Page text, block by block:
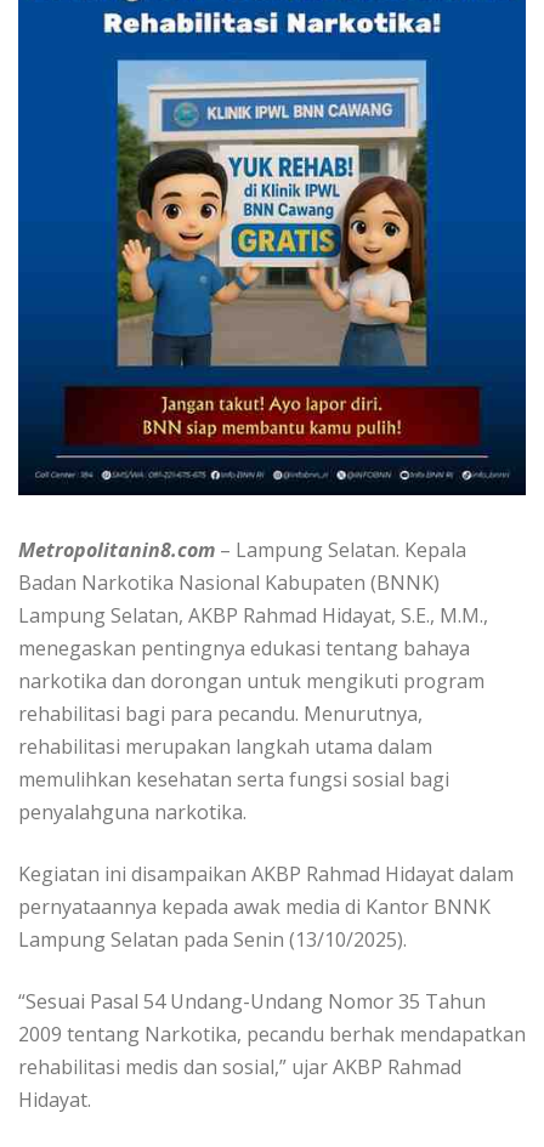
Metropolitanin8.com – Lampung Selatan. Kepala
Badan Narkotika Nasional Kabupaten (BNNK)
Lampung Selatan, AKBP Rahmad Hidayat, S.E., M.M.,
menegaskan pentingnya edukasi tentang bahaya
narkotika dan dorongan untuk mengikuti program
rehabilitasi bagi para pecandu. Menurutnya,
rehabilitasi merupakan langkah utama dalam
memulihkan kesehatan serta fungsi sosial bagi
penyalahguna narkotika.
Kegiatan ini disampaikan AKBP Rahmad Hidayat dalam
pernyataannya kepada awak media di Kantor BNNK
Lampung Selatan pada Senin (13/10/2025).
“Sesuai Pasal 54 Undang-Undang Nomor 35 Tahun
2009 tentang Narkotika, pecandu berhak mendapatkan
rehabilitasi medis dan sosial,” ujar AKBP Rahmad
Hidayat.